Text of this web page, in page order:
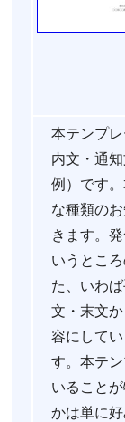
本テンプ
内文・通
例）です
な種類の
きます。
いうとこ
た、いわ
文・末文
容にして
す。本テ
いること
かは単に